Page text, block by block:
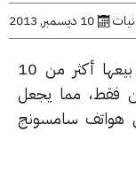
10 ديسمبر, 2013
أعلنت العملاقة الكورية سامسونج عن بيعها أكثر من 10
شهرين فقط، مما يجعل
هواتف سامسونج